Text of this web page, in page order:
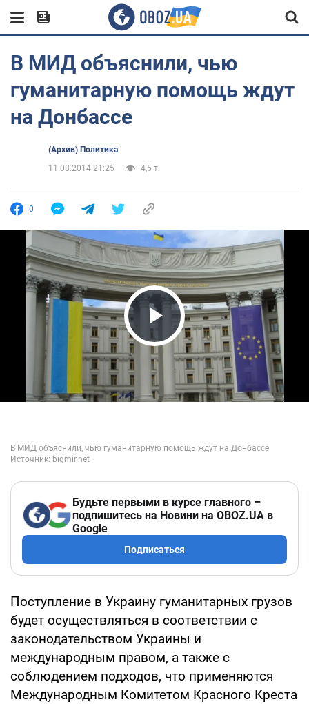
В МИД объяснили, чью
гуманитарную помощь ждут
на Донбассе
(Архив) Политика
11.08.2014 21:25
4,5 т.
0
Play Video
Будьте первыми в курсе главного –
подпишитесь на Новини на OBOZ.UA в
Google
Подписаться
Поступление в Украину гуманитарных грузов
будет осуществляться в соответствии с
законодательством Украины и
международным правом, а также с
соблюдением подходов, что применяются
Международным Комитетом Красного Креста